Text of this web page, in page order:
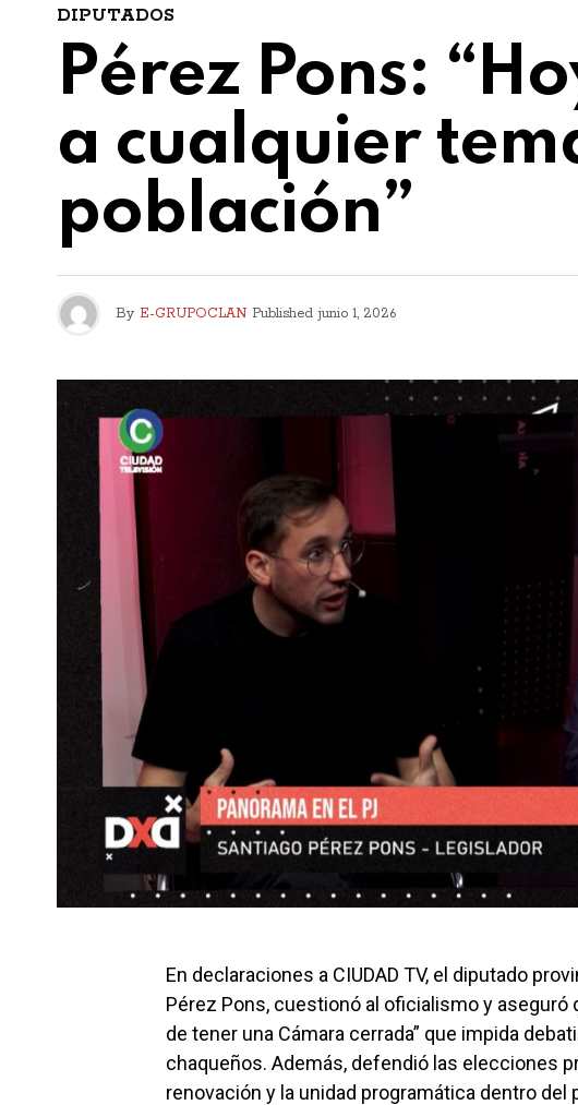
DIPUTADOS
Pérez Pons:
a cualquier
población”
By E-GRUPOCLAN Published junio 1, 2026
En declaraciones a CIUDAD TV, el diputado
Pérez Pons, cuestionó al oficialismo y aseguró
de tener una Cámara cerrada” que impida
chaqueños. Además, defendió las elecciones
renovación y la unidad programática dentro del